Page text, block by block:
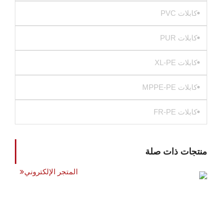
كابلات PVC
كابلات PUR
كابلات XL-PE
كابلات MPPE-PE
كابلات FR-PE
منتجات ذات صلة
المتجر الإلكتروني